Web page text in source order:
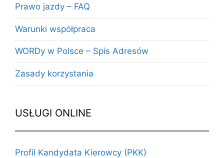
Prawo jazdy – FAQ
Warunki współpraca
WORDy w Polsce – Spis Adresów
Zasady korzystania
USŁUGI ONLINE
Profil Kandydata Kierowcy (PKK)